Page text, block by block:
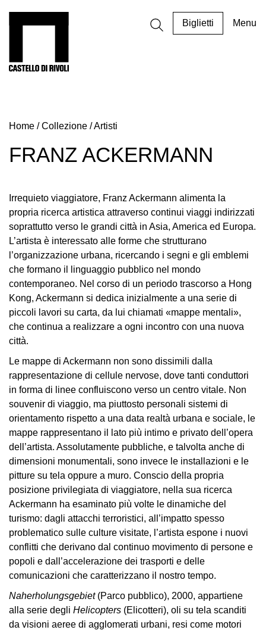
Biglietti Menu
Eventi
Archivi
del
Cosmo
Digitale
EN
Collezione
Accessibilità
Educazione
Educazione
News
Educazione
Formazione
Ricerca
Famiglie
Scuole
Visite
guidate
Progetto
Summer
School
Progetti
Speciali
EN
Ricerca
Home /Collezione /Artisti
FRANZ ACKERMANN
Irrequieto viaggiatore, Franz Ackermann alimenta la
propria ricerca artistica attraverso continui viaggi indirizzati
soprattutto verso le grandi città in Asia, America ed Europa.
L’artista è interessato alle forme che strutturano
l’organizzazione urbana, ricercando i segni e gli emblemi
che formano il linguaggio pubblico nel mondo
contemporaneo. Nel corso di un periodo trascorso a Hong
Kong, Ackermann si dedica inizialmente a una serie di
piccoli lavori su carta, da lui chiamati «mappe mentali»,
che continua a realizzare a ogni incontro con una nuova
città.
Le mappe di Ackermann non sono dissimili dalla
rappresentazione di cellule nervose, dove tanti conduttori
in forma di linee confluiscono verso un centro vitale. Non
souvenir di viaggio, ma piuttosto personali sistemi di
orientamento rispetto a una data realtà urbana e sociale, le
mappe rappresentano il lato più intimo e privato dell’opera
dell’artista. Assolutamente pubbliche, e talvolta anche di
dimensioni monumentali, sono invece le installazioni e le
pitture su tela oppure a muro. Conscio della propria
posizione privilegiata di viaggiatore, nella sua ricerca
Ackermann ha esaminato più volte le dinamiche del
turismo: dagli attacchi terroristici, all’impatto spesso
problematico sulle culture visitate, l’artista espone i nuovi
conflitti che derivano dal continuo movimento di persone e
popoli e dall’accelerazione dei trasporti e delle
comunicazioni che caratterizzano il nostro tempo.
Naherholungsgebiet (Parco pubblico), 2000, appartiene
alla serie degli Helicopters (Elicotteri), oli su tela scanditi
da visioni aeree di agglomerati urbani, resi come motori